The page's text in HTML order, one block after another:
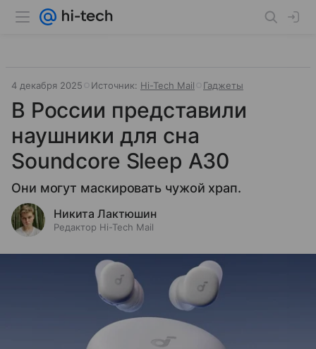
4 декабря 2025 Источник: Hi-Tech Mail Гаджеты
В России представили
наушники для сна
Soundcore Sleep A30
Они могут маскировать чужой храп.
Никита Лактюшин
Редактор Hi-Tech Mail